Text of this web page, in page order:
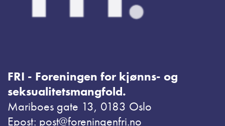
FRI - Foreningen for kjønns- og
seksualitetsmangfold.
Mariboes gate 13, 0183 Oslo
Epost: post@foreningenfri.no